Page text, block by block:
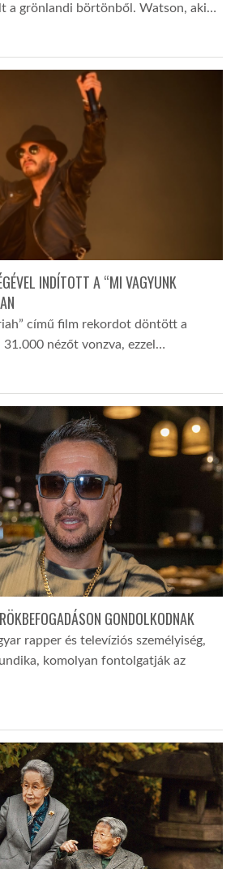
a grönlandi börtönből. Watson, aki…
INDÍTOTT A “MI VAGYUNK
című film rekordot döntött a
nézőt vonzva, ezzel…
GONDOLKODNAK
rapper és televíziós személyiség,
komolyan fontolgatják az